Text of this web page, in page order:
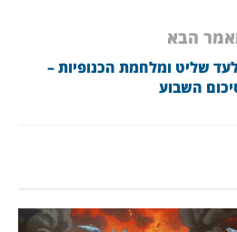
הבא
שליט ומלחמת הכנופיות –
השבוע